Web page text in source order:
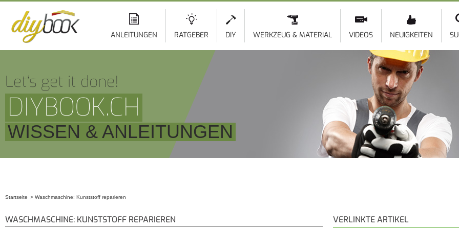
ANLEITUNGEN RATGEBER DIY WERKZEUG & MATERIAL VIDEOS NEUIGKEITEN
Let‘s get it done!
DIYBOOK.CH
WISSEN & ANLEITUNGEN
Startseite Waschmaschine: Kunststoff reparieren
WASCHMASCHINE: KUNSTSTOFF REPARIEREN VERLINKTE ARTIKEL